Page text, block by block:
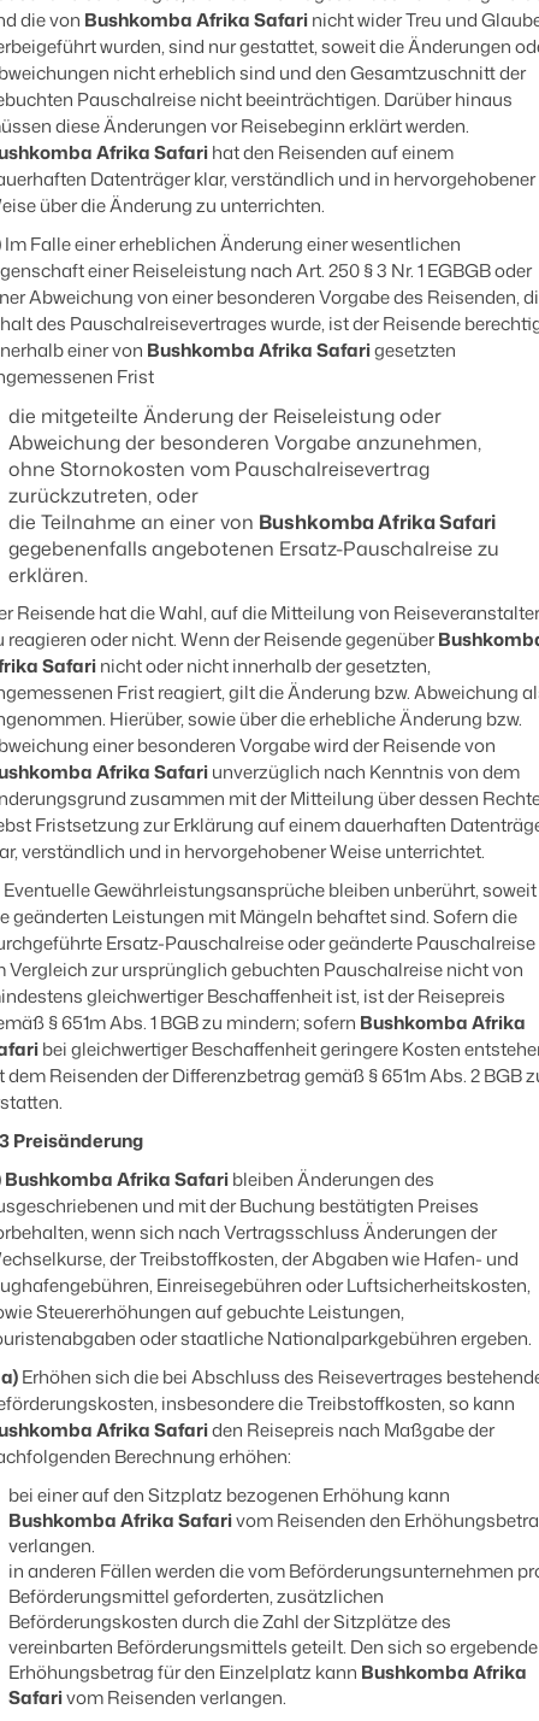
die von Bushkomba Afrika Safarinicht wider Treu und
wurden, sind nur gestattet, soweit die Änderungen
nicht erheblich sind und den Gesamtzuschnitt der
Pauschalreise nicht beeinträchtigen. Darüber hinaus
diese Änderungen vor Reisebeginn erklärt werden.
Afrika Safarihat den Reisenden auf einem
Datenträger klar, verständlich und in hervorgehobener
über die Änderung zu unterrichten.
Im Falle einer erheblichen Änderung einer wesentlichen
einer Reiseleistung nach Art. 250 § 3 Nr. 1 EGBGB oder
Abweichung von einer besonderen Vorgabe des Reisenden,
des Pauschalreisevertrages wurde, ist der Reisende
einer von Bushkomba Afrika Safarigesetzten
Frist
die mitgeteilte Änderung der Reiseleistung oder
Abweichung der besonderen Vorgabe anzunehmen,
ohne Stornokosten vom Pauschalreisevertrag
zurückzutreten, oder
die Teilnahme an einer von Bushkomba Afrika Safari
gegebenenfalls angebotenen Ersatz-Pauschalreise zu
erklären.
Reisende hat die Wahl, auf die Mitteilung von Reiseveranstalter
reagieren oder nicht. Wenn der Reisende gegenüber
Safarinicht oder nicht innerhalb der gesetzten,
Frist reagiert, gilt die Änderung bzw. Abweichung
Hierüber, sowie über die erhebliche Änderung bzw.
einer besonderen Vorgabe wird der Reisende von
Afrika Safariunverzüglich nach Kenntnis von dem
zusammen mit der Mitteilung über dessen
Fristsetzung zur Erklärung auf einem dauerhaften
verständlich und in hervorgehobener Weise unterrichtet.
Eventuelle Gewährleistungsansprüche bleiben unberührt, soweit
geänderten Leistungen mit Mängeln behaftet sind. Sofern die
Ersatz-Pauschalreise oder geänderte Pauschalreise
Vergleich zur ursprünglich gebuchten Pauschalreise nicht von
gleichwertiger Beschaffenheit ist, ist der Reisepreis
§ 651m Abs. 1 BGB zu mindern; sofern Bushkomba Afrika
bei gleichwertiger Beschaffenheit geringere Kosten
dem Reisenden der Differenzbetrag gemäß § 651m Abs. 2 BGB
Preisänderung
Bushkomba Afrika Safaribleiben Änderungen des
und mit der Buchung bestätigten Preises
wenn sich nach Vertragsschluss Änderungen der
der Treibstoffkosten, der Abgaben wie Hafen- und
Einreisegebühren oder Luftsicherheitskosten,
Steuererhöhungen auf gebuchte Leistungen,
oder staatliche Nationalparkgebühren ergeben.
Erhöhen sich die bei Abschluss des Reisevertrages
insbesondere die Treibstoffkosten, so kann
Afrika Safariden Reisepreis nach Maßgabe der
Berechnung erhöhen:
bei einer auf den Sitzplatz bezogenen Erhöhung kann
Bushkomba Afrika Safarivom Reisenden den
verlangen.
in anderen Fällen werden die vom Beförderungsunternehmen
Beförderungsmittel geforderten, zusätzlichen
Beförderungskosten durch die Zahl der Sitzplätze des
vereinbarten Beförderungsmittels geteilt. Den sich so
Erhöhungsbetrag für den Einzelplatz kann Bushkomba Afrika
Safarivom Reisenden verlangen.